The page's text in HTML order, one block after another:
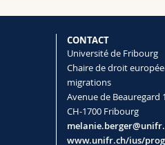
CONTACT
Université de Fribourg
Chaire de droit
migrations
Avenue de Beauregard
CH-1700 Fribourg
www.unifr.ch/ius/